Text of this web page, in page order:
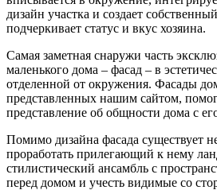
дизайн участка и создает
подчеркивает статус и вкус хозяина.
Самая заметная снаружи часть
маленького дома – фасад – в
отделенной от окружения. Фасады
представленных нашим сайтом,
представление об общности дома с
Помимо дизайна фасада существует
проработать прилегающий к нему
стилистический ансамбль с
перед домом и учесть видимые со